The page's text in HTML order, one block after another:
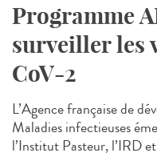
Programme
surveiller les
CoV-2
L’Agence française de
Maladies infectieuses
l’Institut Pasteur, l’IRD